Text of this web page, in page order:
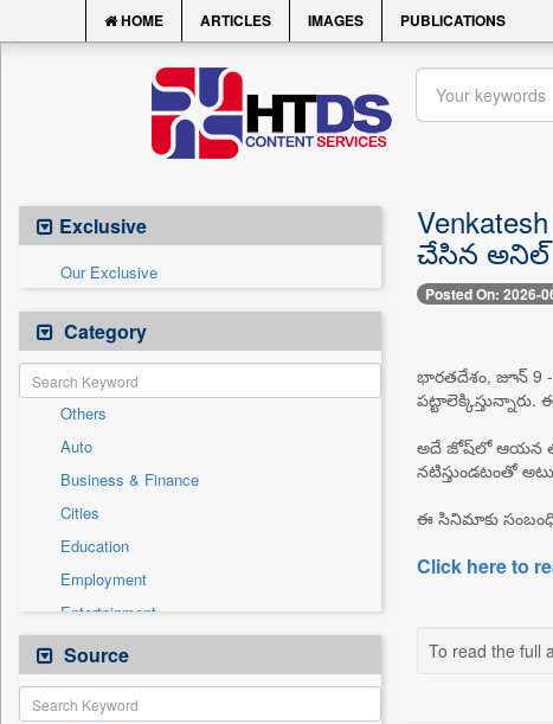
HOME ARTICLES IMAGES PUBLICATIONS
Exclusive
Our Exclusive
Category
Others
Auto
Business & Finance
Cities
Education
Employment
Entertainment
General News
Government News
Health & Lifestyle
Source
చేసిన
Posted On: 2026-
భారతదేశం, జూన్ 9
అదే జోష్‌లో ఆయన తన
నటిస్తుండటంతో
ఈ సినిమాకు
Click here to
To read the full